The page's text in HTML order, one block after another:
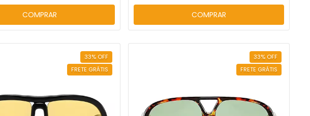
COMPRAR COMPRAR
33% OFF
FRETE GRÁTIS
33% OFF
FRETE GRÁTIS